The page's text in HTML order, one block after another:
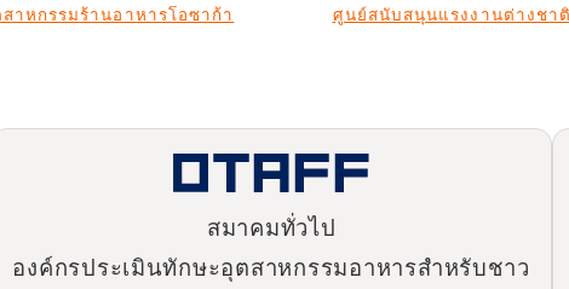
าหกรรมร้านอาหารโอซาก้า ศูนย์สนับสนุนแรงงานต่างชา
สมาคมทั่วไป
องค์กรประเมินทักษะอุตสาหกรรมอาหารสำหรับชาว